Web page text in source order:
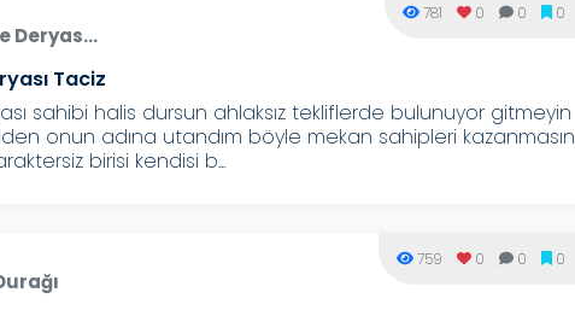
Deryas...
Taciz
781 0 0 0
sahibi halis dursun ahlaksız tekliflerde bulunuyor gitmeyin
onun adına utandım böyle mekan sahipleri kazanmasın
birisi kendisi b...
759 0 0 0